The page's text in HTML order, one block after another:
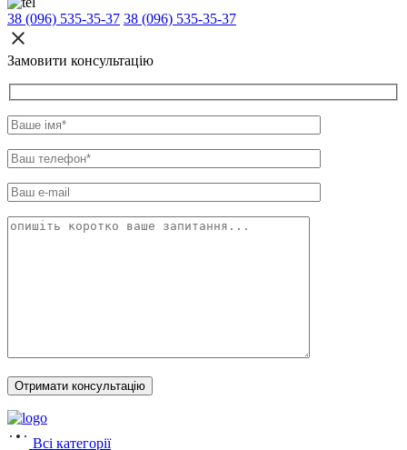
38 (096) 535-35-37 38 (096) 535-35-37
Замовити консультацію
Всі категорії